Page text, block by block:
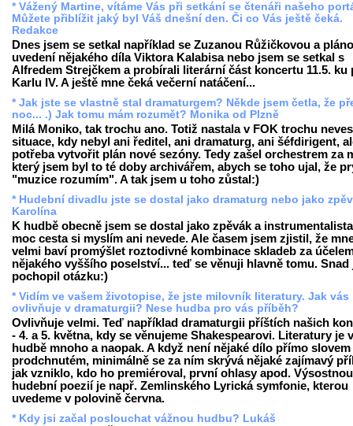
* Vážený Martine, vítáme Vás při setkání se čtenáři našeho
Můžete přiblížit jaký byl Váš dnešní den. Či co Vás ještě čeká.
Redakce
Dnes jsem se setkal například se Zuzanou Růžičkovou a
uvedení nějakého díla Viktora Kalabisa nebo jsem se setkal s
Alfredem Strejčkem a probírali literární část koncertu 11.5. ku
Karlu IV. A ještě mne čeká večerní natáčení...
* Jak jste se vlastně stal dramaturgem? Někde jsem četla, že
noc... .) Jak tomu mám rozumět? Monika od Plzně
Milá Moniko, tak trochu ano. Totiž nastala v FOK trochu
situace, kdy nebyl ani ředitel, ani dramaturg, ani šéfdirigent,
potřeba vytvořit plán nové sezóny. Tedy zašel orchestrem za
který jsem byl to té doby archivářem, abych se toho ujal, že
"muzice rozumím". A tak jsem u toho zůstal:)
* Hudební divadlu jste se dostal jako dramaturg nebo jako
Karolína
K hudbě obecně jsem se dostal jako zpěvák a
moc cesta si myslím ani nevede. Ale časem jsem zjistil, že
velmi baví promýšlet roztodivné kombinace skladeb za
nějakého vyššího poselství... teď se věnuji hlavně tomu. Snad
pochopil otázku:)
* Vidím ve vašem životopise, že jste milovník literatury. Jak vás
ovlivňuje v dramaturgii? Nese hudba pro vás příběh?
Ovlivňuje velmi. Teď například dramaturgii příštích našich
- 4. a 5. května, kdy se věnujeme Shakespearovi. Literatury je v
hudbě mnoho a naopak. A když není nějaké dílo přímo slovem
prodchnutém, minimálně se za ním skrývá nějaké zajímavý
jak vzniklo, kdo ho premiéroval, první ohlasy apod. Výsostnou
hudební poezií je např. Zemlinského Lyrická symfonie, kterou
uvedeme v polovině června.
* Kdy jsi začal poslouchat vážnou hudbu? Lukáš